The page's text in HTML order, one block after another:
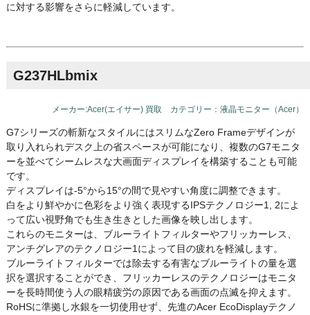
に対する影響をさらに軽減しています。
G237HLbmix
メーカー:Acer(エイサー) 買取 カテゴリー：液晶モニター（Acer）
G7シリーズの斬新なスタイルにはスリムなZero Frameデザインが
取り入れられデスク上の省スペースが可能になり、複数のG7モニタ
ーを並べてシームレスな大画面ディスプレイを構築することも可能
です。
ディスプレイは-5°から15°の間で見やすい角度に調整できます。
白をより鮮やかに色彩をより強く表現するIPSテクノロジー1, 2によ
って広い視野角でも生き生きとした画像を映し出します。
これらのモニターは、ブルーライトフィルターやフリッカーレス、
アンチグレアのテクノロジー1によって目の疲れを軽減します。
ブルーライトフィルターでは除去する有害なブルーライトの量を選
択を選択することができ、フリッカーレスのテクノロジーはモニタ
ーを長時間使う人の眼精疲労の原因である画面の点滅を抑えます。
RoHSに準拠し水銀を一切使用せず、先進のAcer EcoDisplayテクノ